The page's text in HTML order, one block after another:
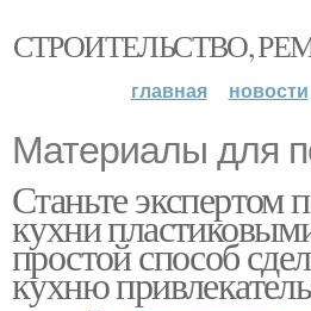
СТРОИТЕЛЬСТВО,
главная новости
Материалы для
Станьте экспертом
кухни
простой способ
кухню